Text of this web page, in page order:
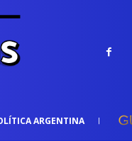
ARGENTINA